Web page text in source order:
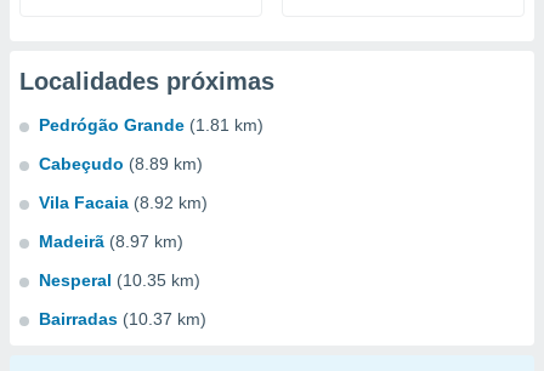
Localidades próximas
Pedrógão Grande (1.81 km)
Cabeçudo (8.89 km)
Vila Facaia (8.92 km)
Madeirã (8.97 km)
Nesperal (10.35 km)
Bairradas (10.37 km)